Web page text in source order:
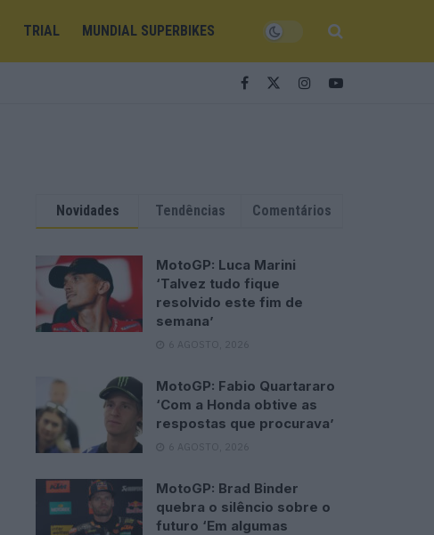
TRIAL MUNDIAL SUPERBIKES
Novidades Tendências Comentários
MotoGP: Luca Marini
‘Talvez tudo fique
resolvido este fim de
semana’
6 AGOSTO, 2026
MotoGP: Fabio Quartararo
‘Com a Honda obtive as
respostas que procurava’
6 AGOSTO, 2026
MotoGP: Brad Binder
quebra o silêncio sobre o
futuro ‘Em algumas